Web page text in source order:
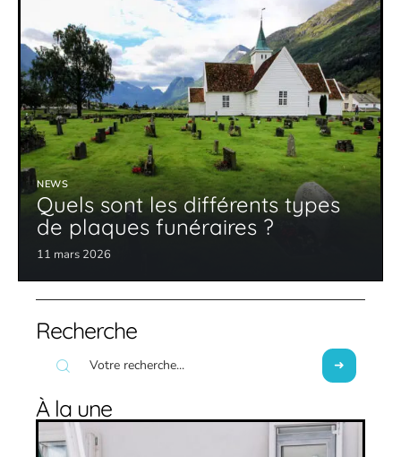
NEWS
Quels sont les différents types
de plaques funéraires ?
11 mars 2026
Recherche
À la une